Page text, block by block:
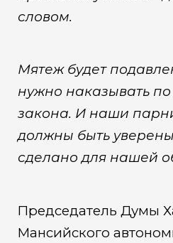
словом.
Мятеж будет
нужно наказывать по
закона. И наши
должны быть
сделано для нашей
Председатель Думы
Мансийского